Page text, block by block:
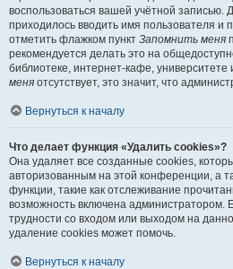
воспользоваться вашей учётной записью.
приходилось вводить имя пользователя и
отметить флажком пункт Запомнить меня
рекомендуется делать это на
библиотеке, интернет-кафе, университете
меня отсутствует, это значит, что
Вернуться к началу
Что делает функция «Удалить cookies»?
Она удаляет все созданные cookies,
авторизованным на этой конференции, а
функции, такие как отслеживание
возможность включена администратором.
трудности со входом или выходом на
удаление cookies может помочь.
Вернуться к началу